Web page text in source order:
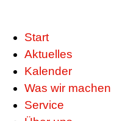
Start
Aktuelles
Kalender
Was wir machen
Service